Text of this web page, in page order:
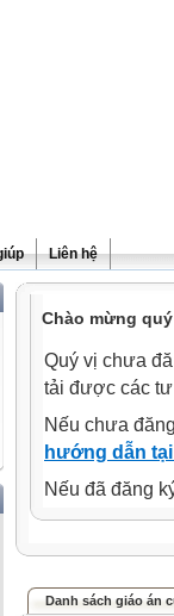
Liên hệ
Chào mừng
Quý vị chưa
tải được các
Nếu chưa
hướng dẫn
Nếu đã đăng
Danh sách giáo án